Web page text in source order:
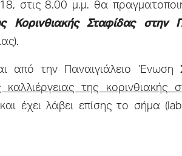
στις 8.00 μ.μ. θα
Κορινθιακής Σταφίδας στην
από την Παναιγιάλειο Ένωση
της κορινθιακής
έχει λάβει επίσης το σήμα